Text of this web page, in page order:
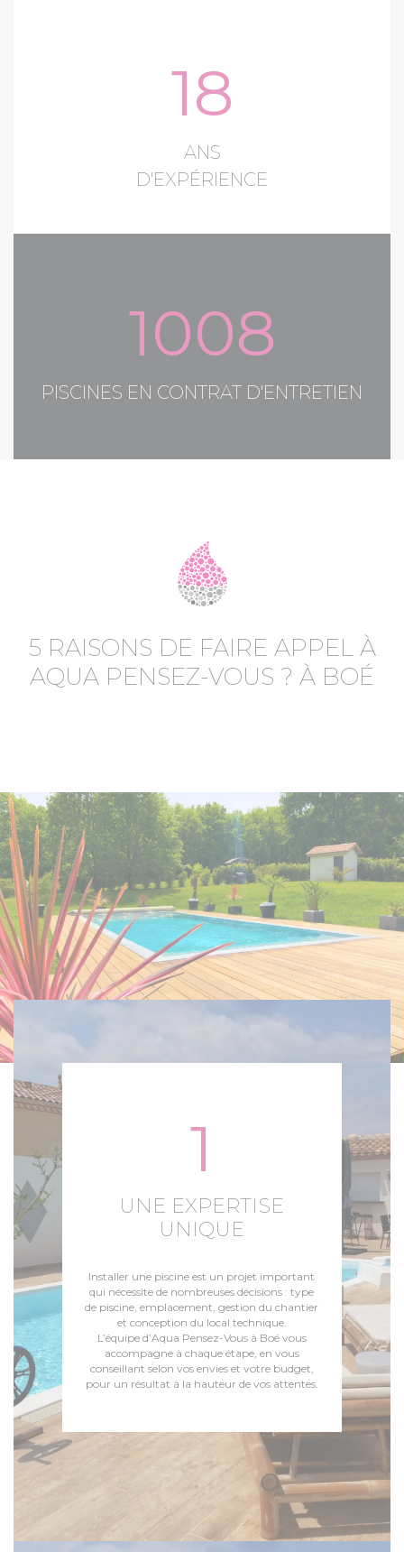
1008
PISCINES EN CONTRAT D'ENTRETIEN
18
ANS
D'EXPÉRIENCE
5 RAISONS DE FAIRE APPEL À
AQUA PENSEZ-VOUS ? À BOÉ
1
UNE EXPERTISE
UNIQUE
Installer une piscine est un projet important
qui nécessite de nombreuses décisions : type
de piscine, emplacement, gestion du chantier
et conception du local technique.
L’équipe d’Aqua Pensez-Vous à Boé vous
accompagne à chaque étape, en vous
conseillant selon vos envies et votre budget,
pour un résultat à la hauteur de vos attentes.